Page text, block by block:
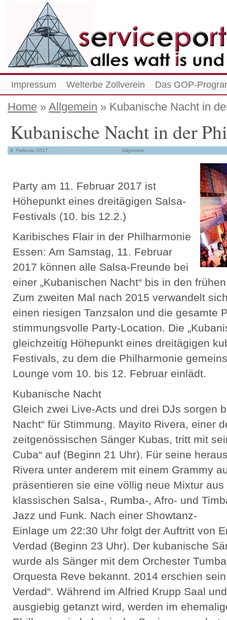
Impressum Welterbe Zollverein Das GOP-
Home » Allgemein » Kubanische Nacht in
Kubanische Nacht in der
8. Februar 2017 Veröffentlicht von peve unterAllgemein
Party am 11. Februar 2017 ist
Höhepunkt eines dreitägigen Salsa-
Festivals (10. bis 12.2.)
Karibisches Flair in der Philharmonie
Essen: Am Samstag, 11. Februar
2017 können alle Salsa-Freunde bei
einer „Kubanischen Nacht“ bis in den
Zum zweiten Mal nach 2015 verwandelt
einen riesigen Tanzsalon und die gesamte
stimmungsvolle Party-Location. Die
gleichzeitig Höhepunkt eines dreitägigen
Festivals, zu dem die Philharmonie
Lounge vom 10. bis 12. Februar einlädt.
Kubanische Nacht
Gleich zwei Live-Acts und drei DJs sorgen
Nacht“ für Stimmung. Mayito Rivera, einer
zeitgenössischen Sänger Kubas, tritt mit
Cuba“ auf (Beginn 21 Uhr). Für seine
Rivera unter anderem mit einem Grammy
präsentieren sie eine völlig neue Mixtur
klassischen Salsa-, Rumba-, Afro- und
Jazz und Funk. Nach einer Showtanz-
Einlage um 22:30 Uhr folgt der Auftritt von
Verdad (Beginn 23 Uhr). Der kubanische
wurde als Sänger mit dem Orchester
Orquesta Reve bekannt. 2014 erschien
Verdad“. Während im Alfried Krupp Saal
ausgiebig getanzt wird, werden im